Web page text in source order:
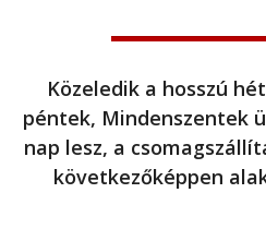
Közeledik a hosszú
péntek, Mindenszentek
nap lesz, a
következőképpen